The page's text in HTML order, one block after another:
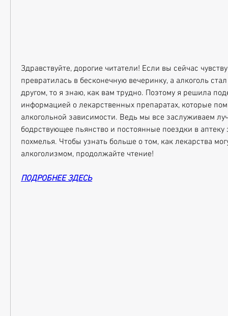
Здравствуйте, дорогие читатели! Если вы сейчас
превратилась в бесконечную вечеринку, а алкоголь
другом, то я знаю, как вам трудно. Поэтому я решила
информацией о лекарственных препаратах, которые
алкогольной зависимости. Ведь мы все заслуживаем
бодрствующее пьянство и постоянные поездки в аптеку
похмелья. Чтобы узнать больше о том, как лекарства
алкоголизмом, продолжайте чтение!
ПОДРОБНЕЕ ЗДЕСЬ